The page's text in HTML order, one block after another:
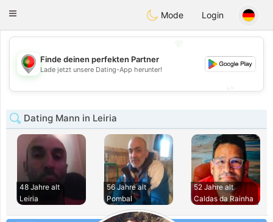
Portugues
Toggle
Mode Login
💖
💕
Finde deinen perfekten Partner
Lade jetzt unsere Dating-App herunter!
Dating Mann in Leiria
48 Jahre alt
Leiria
56 Jahre alt
Pombal
52 Jahre alt
Caldas da Rainha